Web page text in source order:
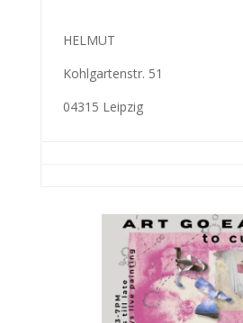
HELMUT
Kohlgartenstr. 51
04315 Leipzig